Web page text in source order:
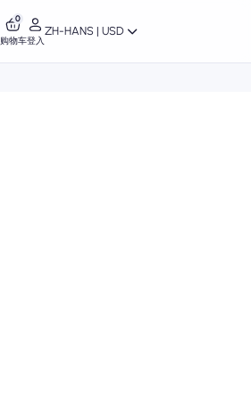
0
购物车登入
ZH-HANS | USD